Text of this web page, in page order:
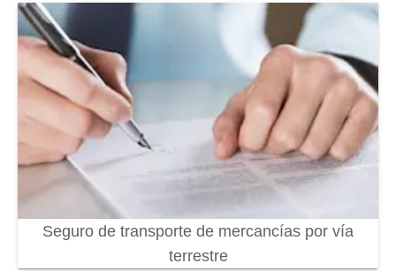
Seguro de transporte de mercancías por vía
terrestre